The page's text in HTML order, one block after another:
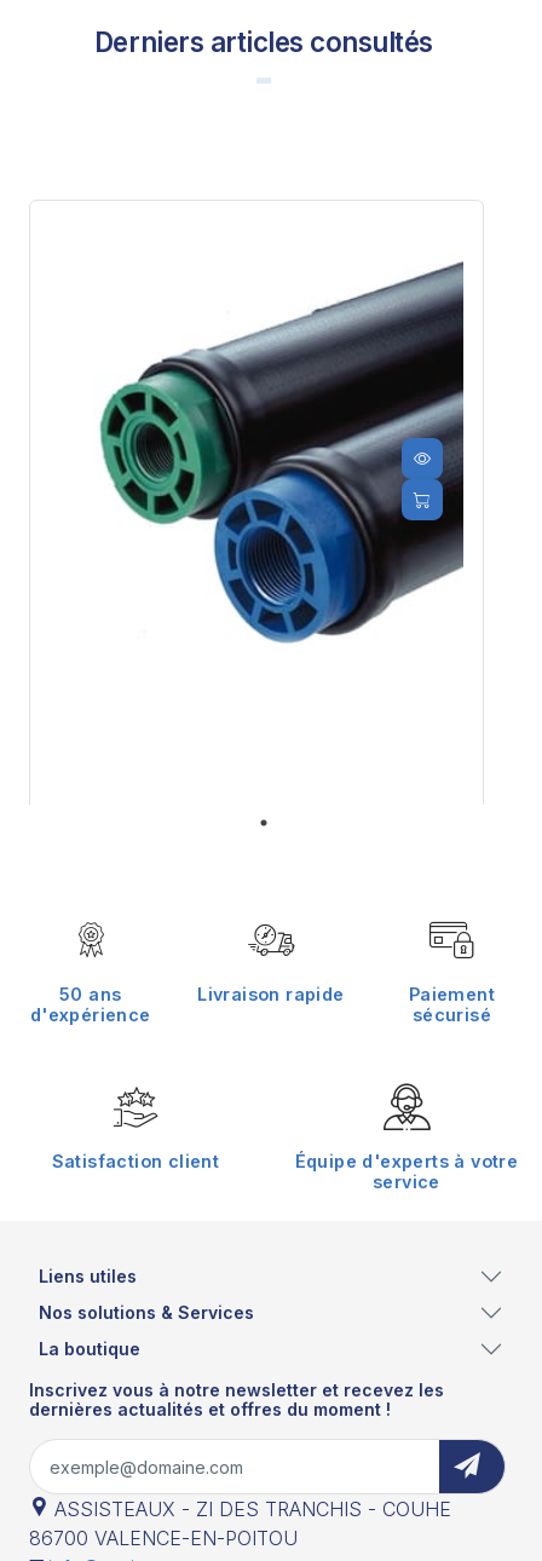
Derniers articles consultés
48,00 €
50 ans
d'expérience
Livraison rapide
Paiement
sécurisé
Satisfaction client
Équipe d'experts à votre
service
Liens utiles
Nos solutions & Services
La boutique
Inscrivez vous à notre newsletter et recevez les
dernières actualités et offres du moment !
ASSISTEAUX - ZI DES TRANCHIS - COUHE
86700 VALENCE-EN-POITOU